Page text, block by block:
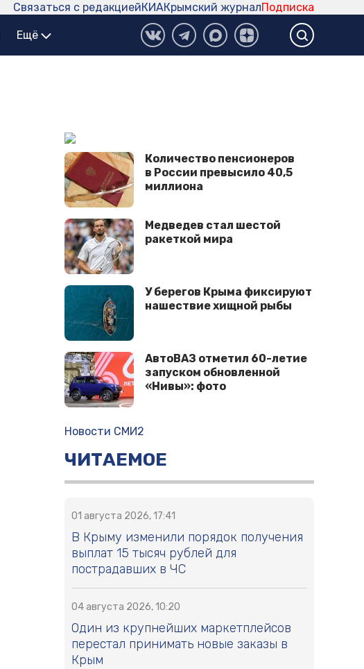
Подписка
Крымский журнал
КИА
Связаться с редакцией
Ещё
Количество пенсионеров
в России превысило 40,5
миллиона
Медведев стал шестой
ракеткой мира
У берегов Крыма фиксируют
нашествие хищной рыбы
АвтоВАЗ отметил 60-летие
запуском обновленной
«Нивы»: фото
Новости СМИ2
ЧИТАЕМОЕ
01 августа 2026, 17:41
В Крыму изменили порядок получения
выплат 15 тысяч рублей для
пострадавших в ЧС
04 августа 2026, 10:20
Один из крупнейших маркетплейсов
перестал принимать новые заказы в
Крым